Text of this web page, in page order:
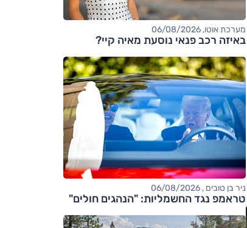
מערכת אוטו, 06/08/2026
באיזה רכב פנאי נוסעת מאיה קיי?
ניר בן טובים , 06/08/2026
טראמפ נגד החשמליות: "הנהגים חולים"